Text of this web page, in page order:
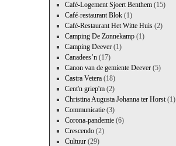
Café-Logement Sjoert Benthem(15)
Café-restaurant Blok(1)
Café-Restaurant Het Witte Huis(2)
Camping De Zonnekamp(1)
Camping Deever(1)
Canadees’n(17)
Canon van de gemiente Deever(5)
Castra Vetera(18)
Cent'n griep'm(2)
Christina Augusta Johanna ter Horst(1)
Communicatie(3)
Corona-pandemie(6)
Crescendo(2)
Cultuur(29)